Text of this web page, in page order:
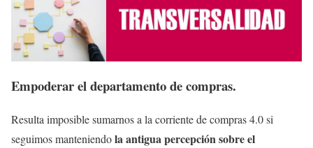
Empoderar el departamento de compras.
Resulta imposible sumarnos a la corriente de compras 4.0 si
seguimos manteniendola antigua percepción sobre el